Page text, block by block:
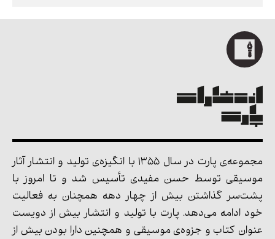
مجموعه‌ی پارت در سال 1355 با انگیزه‌ی تولید و انتشار آثار
موسیقی توسط حسن مفیدی تأسیس شد و تا امروز با
پشت‌سر گذاشتن بیش از چهار دهه همچنان به فعالیت
خود ادامه می‌دهد. پارت با تولید و انتشار بیش از دویست
عنوان کتاب و جزوه‌ی موسیقی و همچنین دارا بودن بیش از